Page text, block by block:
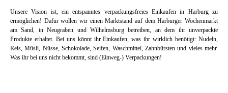
Unsere Vision ist, ein entspanntes verpackungsfreies Einkaufen in Harburg zu
ermöglichen! Dafür wollen wir einen Marktstand auf dem Harburger Wochenmarkt
am Sand, in Neugraben und Wilhelmsburg betreiben, an dem ihr unverpackte
Produkte erhaltet. Bei uns könnt ihr Einkaufen, was ihr wirklich benötigt: Nudeln,
Reis, Müsli, Nüsse, Schokolade, Seifen, Waschmittel, Zahnbürsten und vieles mehr.
Was ihr bei uns nicht bekommt, sind (Einweg-) Verpackungen!